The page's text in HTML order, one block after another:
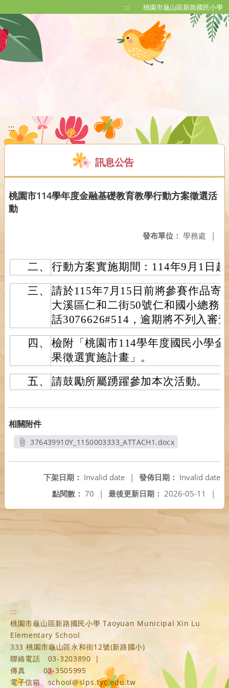
::: 桃園市龜山區新路國民小學
:::
訊息公告
桃園市114學年度金融基礎教育教學行動方案徵選活
動
發布單位： 學務處 |
二、
行動方案實施期間：114年9月1日
三、
請於115年7月15日前將參賽作品寄
大溪區仁和二街50號仁和國小總務
話3076626#514，逾期將不列入審
四、
檢附「桃園市114學年度國民小學
果徵選實施計畫」。
五、
請鼓勵所屬踴躍參加本次活動。
相關附件
376439910Y_1150003333_ATTACH1.docx
發佈日期： Invalid date
下架日期： Invalid date
|
最後更新日期： 2026-05-11 |
點閱數： 70 |
:::
桃園市龜山區新路國民小學 Taoyuan Municipal Xin Lu
Elementary School
333 桃園市龜山區永和街12號(新路國小)
聯絡電話
03-3203890
|
傳真
03-3505995
電子信箱
school@slps.tyc.edu.tw